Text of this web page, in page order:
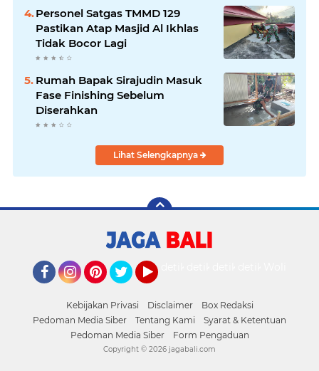
Personel Satgas TMMD 129
Pastikan Atap Masjid Al Ikhlas
Tidak Bocor Lagi
Rumah Bapak Sirajudin Masuk
Fase Finishing Sebelum
Diserahkan
Lihat Selengkapnya
Kebijakan Privasi Disclaimer
Box Redaksi
Pedoman Media Siber
Tentang Kami
Syarat & Ketentuan
Pedoman Media Siber
Form Pengaduan
Copyright © 2026 jagabali.com